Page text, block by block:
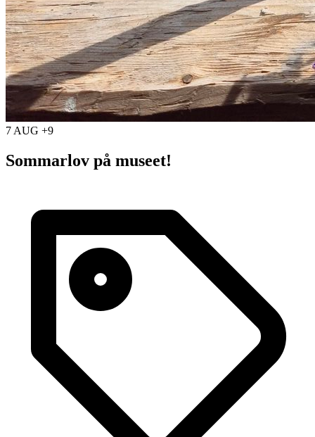
7 AUG +9
Sommarlov på museet!